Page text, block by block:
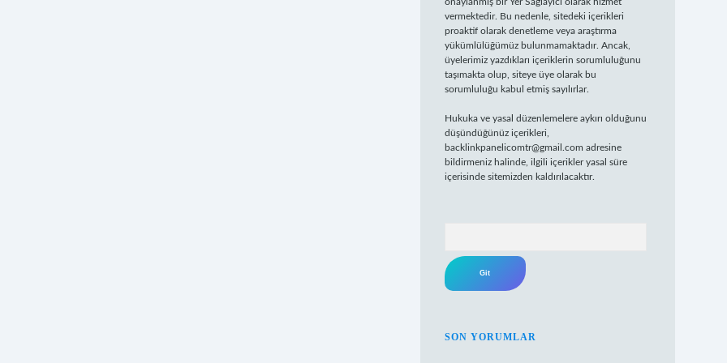
vermektedir. Bu nedenle, sitedeki içerikleri
proaktif olarak denetleme veya araştırma
yükümlülüğümüz bulunmamaktadır. Ancak,
üyelerimiz yazdıkları içeriklerin sorumluluğunu
taşımakta olup, siteye üye olarak bu
sorumluluğu kabul etmiş sayılırlar.
Hukuka ve yasal düzenlemelere aykırı olduğunu
düşündüğünüz içerikleri,
backlinkpanelicomtr@gmail.com adresine
bildirmeniz halinde, ilgili içerikler yasal süre
içerisinde sitemizden kaldırılacaktır.
SON YORUMLAR